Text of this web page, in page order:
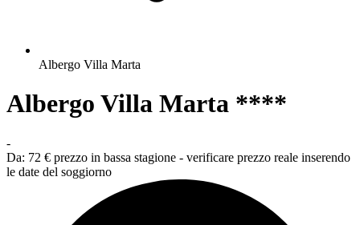
Albergo Villa Marta
Albergo Villa Marta ****
-
Da: 72 € prezzo in bassa stagione - verificare prezzo reale inserendo
le date del soggiorno